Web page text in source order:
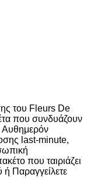
του Fleurs De
που συνδυάζουν
Αυθημερόν
last-minute,
που ταιριάζει
Παραγγείλετε